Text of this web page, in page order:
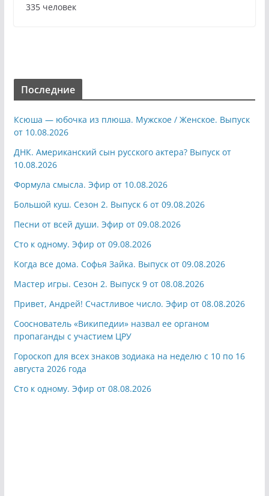
335 человек
Последние
Ксюша — юбочка из плюша. Мужское / Женское. Выпуск
от 10.08.2026
ДНК. Американский сын русского актера? Выпуск от
10.08.2026
Формула смысла. Эфир от 10.08.2026
Большой куш. Сезон 2. Выпуск 6 от 09.08.2026
Песни от всей души. Эфир от 09.08.2026
Сто к одному. Эфир от 09.08.2026
Когда все дома. Софья Зайка. Выпуск от 09.08.2026
Мастер игры. Сезон 2. Выпуск 9 от 08.08.2026
Привет, Андрей! Счастливое число. Эфир от 08.08.2026
Сооснователь «Википедии» назвал ее органом
пропаганды с участием ЦРУ
Гороскоп для всех знаков зодиака на неделю с 10 по 16
августа 2026 года
Сто к одному. Эфир от 08.08.2026